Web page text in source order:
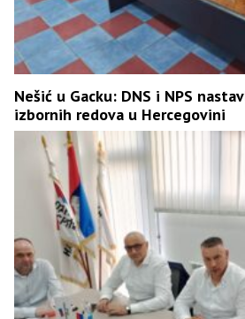
Nešić u Gacku: DNS i NPS
izbornih redova u Hercegovini